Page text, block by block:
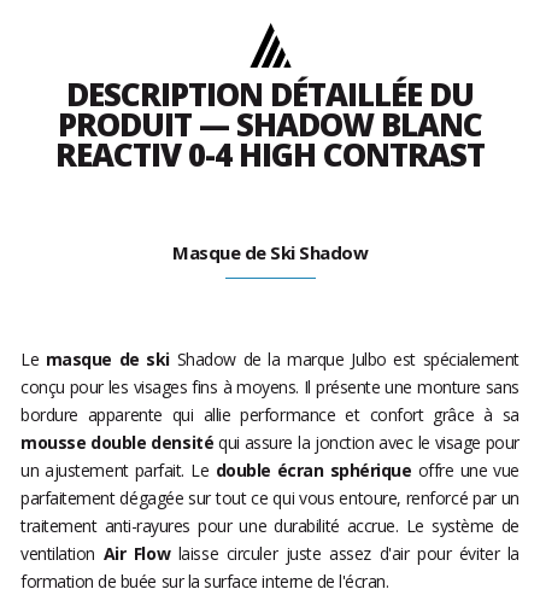
DESCRIPTION DÉTAILLÉE DU
PRODUIT — SHADOW BLANC
REACTIV 0-4 HIGH CONTRAST
Masque de Ski Shadow
Le masque de ski Shadow de la marque Julbo est spécialement
conçu pour les visages fins à moyens. Il présente une monture sans
bordure apparente qui allie performance et confort grâce à sa
mousse double densité qui assure la jonction avec le visage pour
un ajustement parfait. Le double écran sphérique offre une vue
parfaitement dégagée sur tout ce qui vous entoure, renforcé par un
traitement anti-rayures pour une durabilité accrue. Le système de
ventilation Air Flowlaisse circuler juste assez d'air pour éviter la
formation de buée sur la surface interne de l'écran.